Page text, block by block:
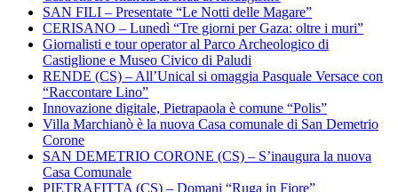
SAN FILI – Presentate “Le Notti delle Magare”
CERISANO – Lunedì “Tre giorni per Gaza: oltre i muri”
Giornalisti e tour operator al Parco Archeologico di
Castiglione e Museo Civico di Paludi
RENDE (CS) – All’Unical si omaggia Pasquale Versace con
“Raccontare Lino”
Innovazione digitale, Pietrapaola è comune “Polis”
Villa Marchianò è la nuova Casa comunale di San Demetrio
Corone
SAN DEMETRIO CORONE (CS) – S’inaugura la nuova
Casa Comunale
PIETRAFITTA (CS) – Domani “Ruga in Fiore”